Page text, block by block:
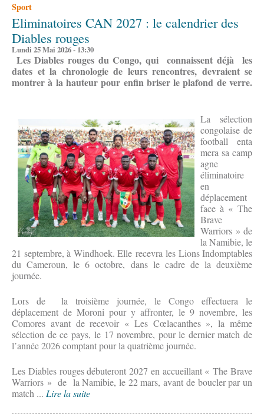
Sport
Eliminatoires CAN 2027 : le calendrier des
Diables rouges
Lundi 25 Mai 2026 - 13:30
Les Diables rouges du Congo, qui connaissent déjà les
dates et la chronologie de leurs rencontres, devraient se
montrer à la hauteur pour enfin briser le plafond de verre.
La sélection
congolaise de
football enta
mera sa camp
agne
éliminatoire
en
déplacement
face à « The
Brave
Warriors » de
la Namibie, le
21 septembre, à Windhoek. Elle recevra les Lions Indomptables
du Cameroun, le 6 octobre, dans le cadre de la deuxième
journée.
Lors de la troisième journée, le Congo effectuera le
déplacement de Moroni pour y affronter, le 9 novembre, les
Comores avant de recevoir « Les Cœlacanthes », la même
sélection de ce pays, le 17 novembre, pour le dernier match de
l’année 2026 comptant pour la quatrième journée.
Les Diables rouges débuteront 2027 en accueillant « The Brave
Warriors » de la Namibie, le 22 mars, avant de boucler par un
match ... Lire la suite